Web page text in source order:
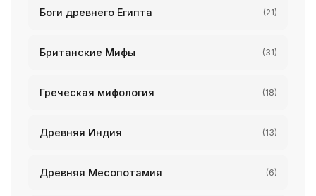
Боги древнего Египта (21)
Британские Мифы (31)
Греческая мифология (18)
Древняя Индия (13)
Древняя Месопотамия (6)